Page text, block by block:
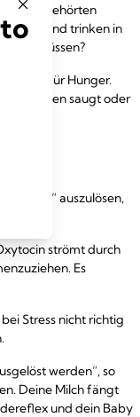
Babys gehörten
essen und trinken in
müssen?
für Hunger.
Händen saugt oder
auszulösen,
strömt durch
Es
Stress nicht richtig
werden“, so
Deine Milch fängt
und dein Baby